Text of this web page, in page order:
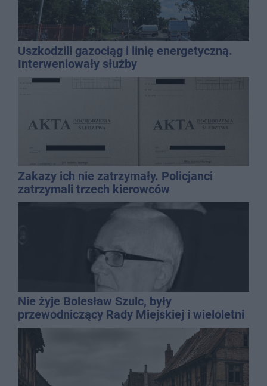
Uszkodzili gazociąg i linię energetyczną.
Interweniowały służby
Zakazy ich nie zatrzymały. Policjanci
zatrzymali trzech kierowców
Nie żyje Bolesław Szulc, były
przewodniczący Rady Miejskiej i wieloletni
dyrektor SP 14